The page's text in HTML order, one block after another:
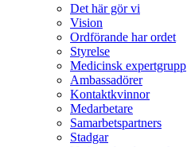
Det här gör vi
Vision
Ordförande har ordet
Styrelse
Medicinsk expertgrupp
Ambassadörer
Kontaktkvinnor
Medarbetare
Samarbetspartners
Stadgar